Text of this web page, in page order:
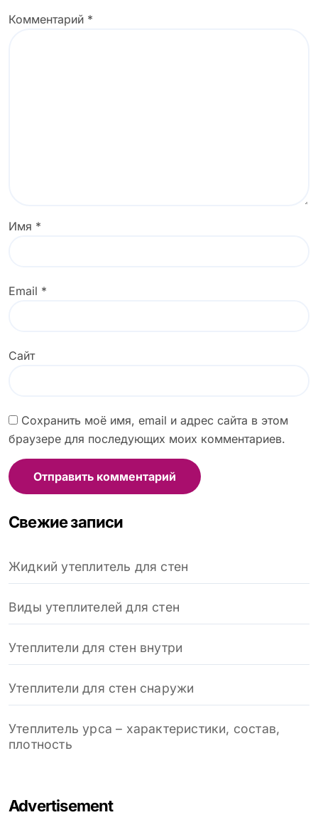
Комментарий *
Имя *
Email *
Сайт
Сохранить моё имя, email и адрес сайта в этом
браузере для последующих моих комментариев.
Свежие записи
Жидкий утеплитель для стен
Виды утеплителей для стен
Утеплители для стен внутри
Утеплители для стен снаружи
Утеплитель урса – характеристики, состав,
плотность
Advertisement